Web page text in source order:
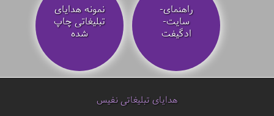
راهنمای-
سایت-
ادگیفت
نمونه هدایای
تبلیغاتی چاپ
شده
هدایای تبلیغاتی نفیس